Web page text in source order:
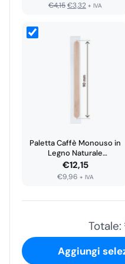
prezzo
era:
€4,15€3,32 + IVA
Paletta Caffè Monouso in
Legno Naturale
Biodegradabile Imbustata…
€12,15
€9,96 + IVA
Totale:
Aggiungi